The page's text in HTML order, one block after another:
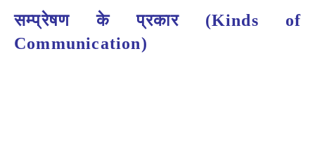
सम्प्रेषण के प्रकार (Kinds of
Communication)